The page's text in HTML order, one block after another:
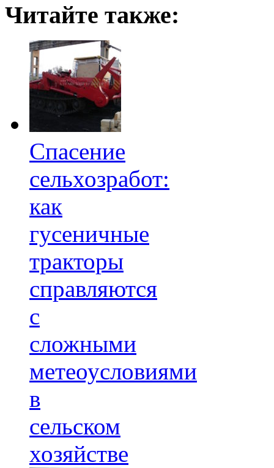
Читайте также:
Спасение
сельхозработ:
как
гусеничные
тракторы
справляются
с
сложными
метеоусловиями
в
сельском
хозяйстве